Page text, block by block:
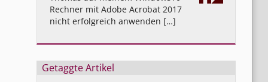
Rechner mit Adobe Acrobat 2017
nicht erfolgreich anwenden […]
Getaggte Artikel